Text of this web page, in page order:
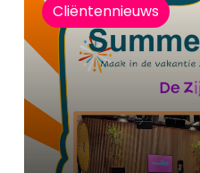
Cliëntennieuws